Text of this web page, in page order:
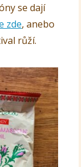
se dají
zde, anebo
růží.